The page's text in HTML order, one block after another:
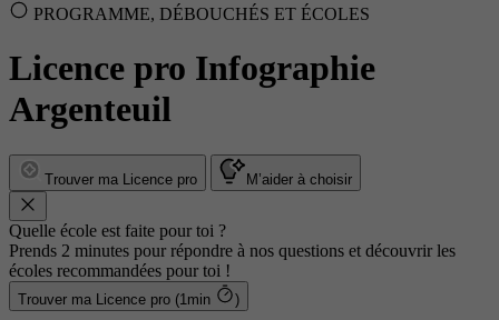
PROGRAMME, DÉBOUCHÉS ET ÉCOLES
Licence pro Infographie
Argenteuil
Trouver ma Licence pro M’aider à choisir
Quelle école est faite pour toi ?
Prends 2 minutes pour répondre à nos questions et découvrir les
écoles recommandées pour toi !
Trouver ma Licence pro (1min )